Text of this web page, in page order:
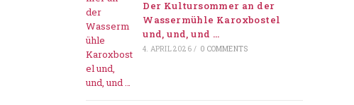
Der Kultursommer an der
Wassermühle Karoxbostel
und, und, und …
4. APRIL 2026 / 0 COMMENTS